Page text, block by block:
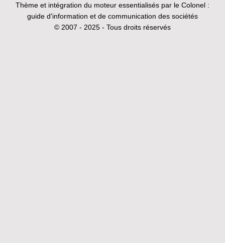
Thème et intégration du moteur essentialisés par le Colonel :
guide d'information et de communication des sociétés
© 2007 - 2025 - Tous droits réservés